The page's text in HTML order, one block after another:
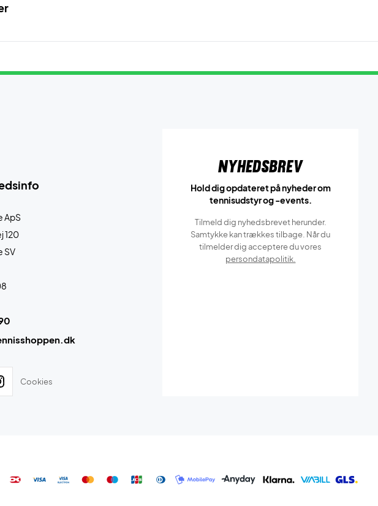
ApS
120
SV
Cookies
Nyhedsbrev
Hold dig opdateret på nyheder om
tennisudstyr og -events.
Tilmeld dig nyhedsbrevet herunder.
Samtykke kan trækkes tilbage. Når du
tilmelder dig acceptere du vores
persondatapolitik.